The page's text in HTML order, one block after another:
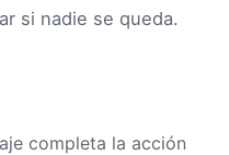
si nadie se queda.
completa la acción